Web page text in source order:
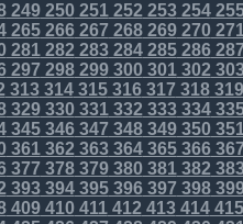
249250251252 253254
265266267 268269270
281282 283284285286287
297 298299300301302
313314315316317 318319
329330331332 333334
345346347 348349350
361362 363364365366367
377 378379380381382
393394395396397 398
409410411412 413414415